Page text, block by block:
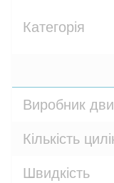
Категорія
Виробник
Кількість
Швидкість